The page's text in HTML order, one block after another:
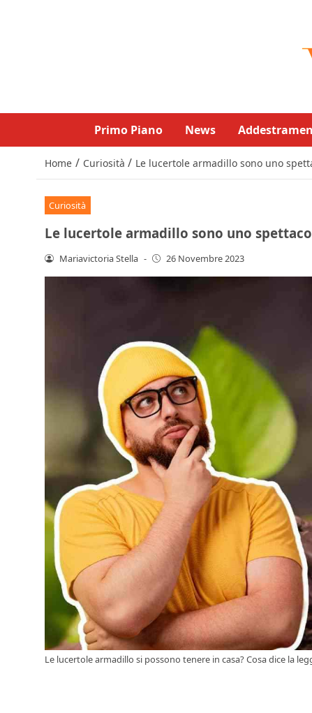
Primo Piano News
Home / Curiosità / Le lucertole armadillo sono uno
Curiosità
Le lucertole armadillo sono uno
Mariavictoria Stella - 26 Novembre 2023
Le lucertole armadillo si possono tenere in casa? Cosa dice la